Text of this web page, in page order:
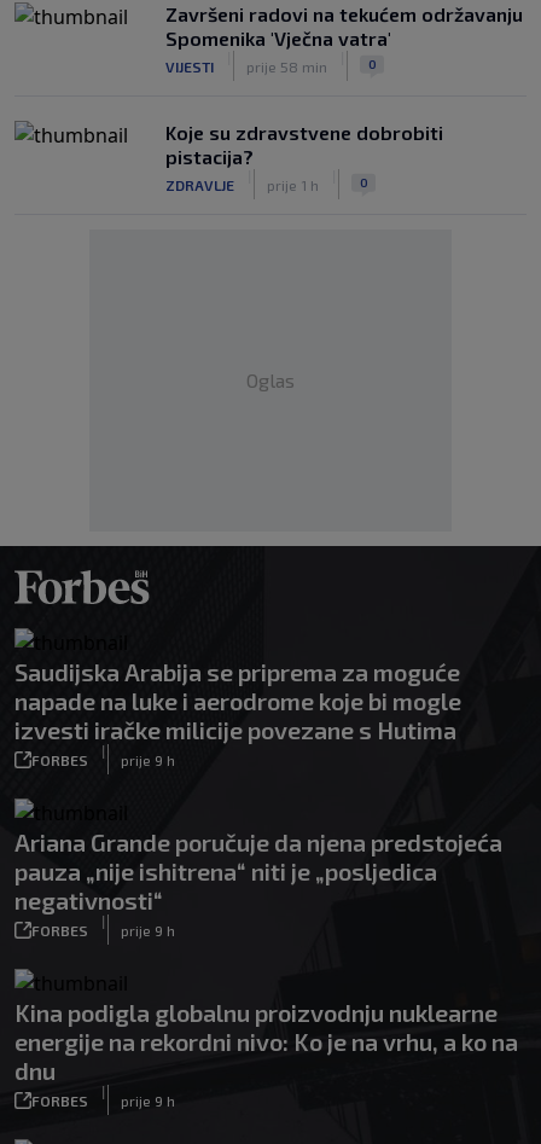
Završeni radovi na tekućem održavanju
Spomenika 'Vječna vatra'
VIJESTI prije 58 min 0
Koje su zdravstvene dobrobiti
pistacija?
ZDRAVLJE prije 1 h 0
Oglas
Saudijska Arabija se priprema za moguće
napade na luke i aerodrome koje bi mogle
izvesti iračke milicije povezane s Hutima
FORBES
|
prije 9 h
Ariana Grande poručuje da njena predstojeća
pauza „nije ishitrena“ niti je „posljedica
negativnosti“
FORBES
|
prije 9 h
Kina podigla globalnu proizvodnju nuklearne
energije na rekordni nivo: Ko je na vrhu, a ko na
dnu
FORBES
|
prije 9 h